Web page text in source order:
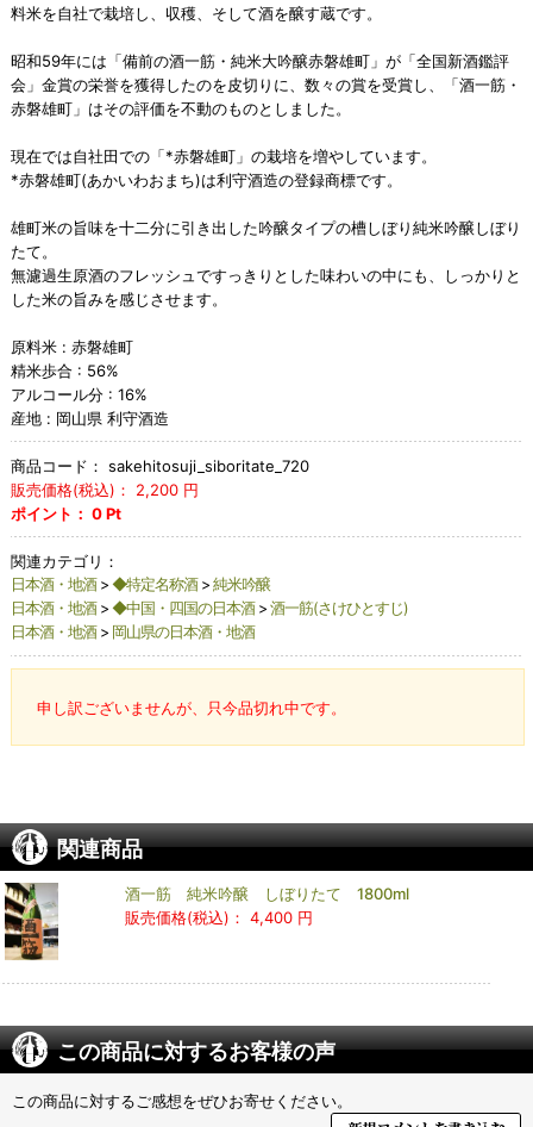
料米を自社で栽培し、収穫、そして酒を醸す蔵です。
昭和59年には「備前の酒一筋・純米大吟醸赤磐雄町」が「全国新酒鑑評
会」金賞の栄誉を獲得したのを皮切りに、数々の賞を受賞し、「酒一筋・
赤磐雄町」はその評価を不動のものとしました。
現在では自社田での「*赤磐雄町」の栽培を増やしています。
*赤磐雄町(あかいわおまち)は利守酒造の登録商標です。
雄町米の旨味を十二分に引き出した吟醸タイプの槽しぼり純米吟醸しぼり
たて。
無濾過生原酒のフレッシュですっきりとした味わいの中にも、しっかりと
した米の旨みを感じさせます。
原料米 : 赤磐雄町
精米歩合 : 56%
アルコール分 : 16%
産地 : 岡山県 利守酒造
商品コード： sakehitosuji_siboritate_720
販売価格(税込)：
2,200円
ポイント： 0Pt
関連カテゴリ：
日本酒・地酒> ◆特定名称酒> 純米吟醸
日本酒・地酒> ◆中国・四国の日本酒> 酒一筋(さけひとすじ)
日本酒・地酒> 岡山県の日本酒・地酒
申し訳ございませんが、只今品切れ中です。
関連商品
酒一筋 純米吟醸 しぼりたて 1800ml
販売価格(税込)： 4,400 円
この商品に対するお客様の声
この商品に対するご感想をぜひお寄せください。